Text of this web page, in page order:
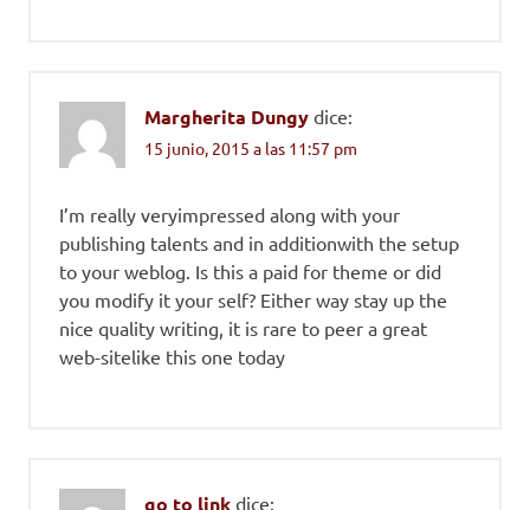
Margherita Dungy dice:
15 junio, 2015 a las 11:57 pm
I’m really veryimpressed along with your
publishing talents and in additionwith the setup
to your weblog. Is this a paid for theme or did
you modify it your self? Either way stay up the
nice quality writing, it is rare to peer a great
web-sitelike this one today
go to link dice: